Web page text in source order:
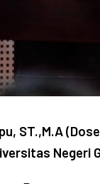
ST.,M.A
Negeri